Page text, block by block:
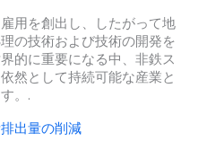
用を創出し、したがって地
の技術および技術の開発を
的に重要になる中、非鉄ス
然として持続可能な産業と
。.
出量の削減